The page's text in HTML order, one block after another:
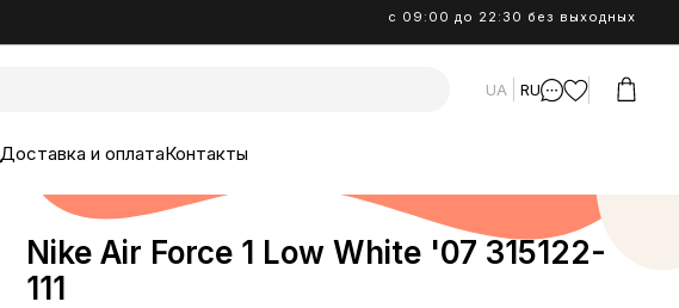
с 09:00 до 22:30 без выходных
UA RU
Доставка и оплатаКонтакты
Nike Air Force 1 Low White '07 315122-
111